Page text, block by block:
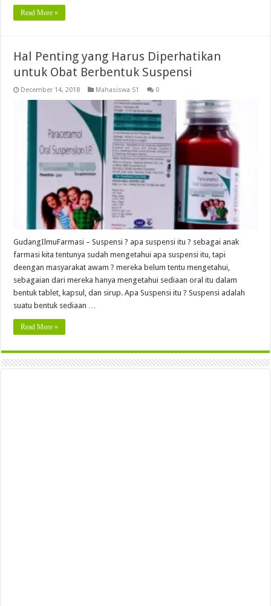
Read More »
Hal Penting yang Harus Diperhatikan
untuk Obat Berbentuk Suspensi
December 14, 2018 Mahasiswa S1 0
GudangIlmuFarmasi – Suspensi ? apa suspensi itu ? sebagai anak
farmasi kita tentunya sudah mengetahui apa suspensi itu, tapi
deengan masyarakat awam ? mereka belum tentu mengetahui,
sebagaian dari mereka hanya mengetahui sediaan oral itu dalam
bentuk tablet, kapsul, dan sirup. Apa Suspensi itu ? Suspensi adalah
suatu bentuk sediaan …
Read More »